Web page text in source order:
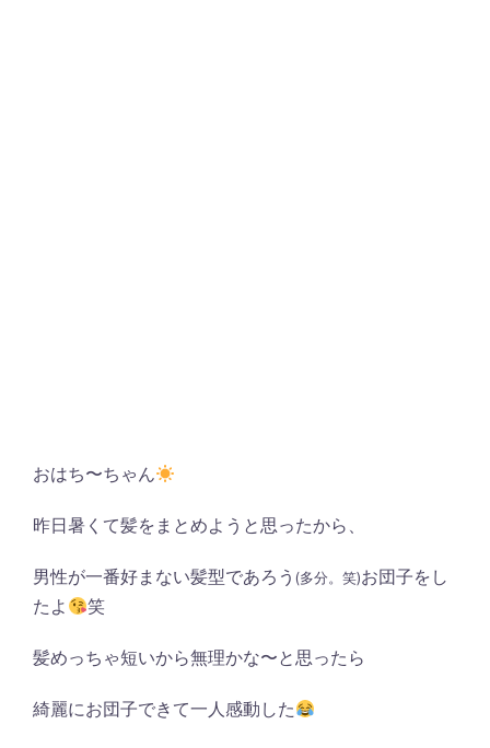
おはち〜ちゃん
昨日暑くて髪をまとめようと思ったから、
男性が一番好まない髪型であろう (多分。笑)お団子をし
たよ
笑
髪めっちゃ短いから無理かな〜と思ったら
綺麗にお団子できて一人感動した